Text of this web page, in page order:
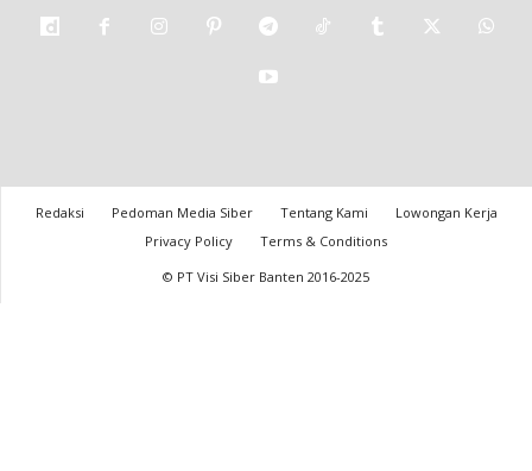
Redaksi Pedoman Media Siber Tentang Kami
Lowongan Kerja
Privacy Policy
Terms & Conditions
© PT Visi Siber Banten 2016-2025